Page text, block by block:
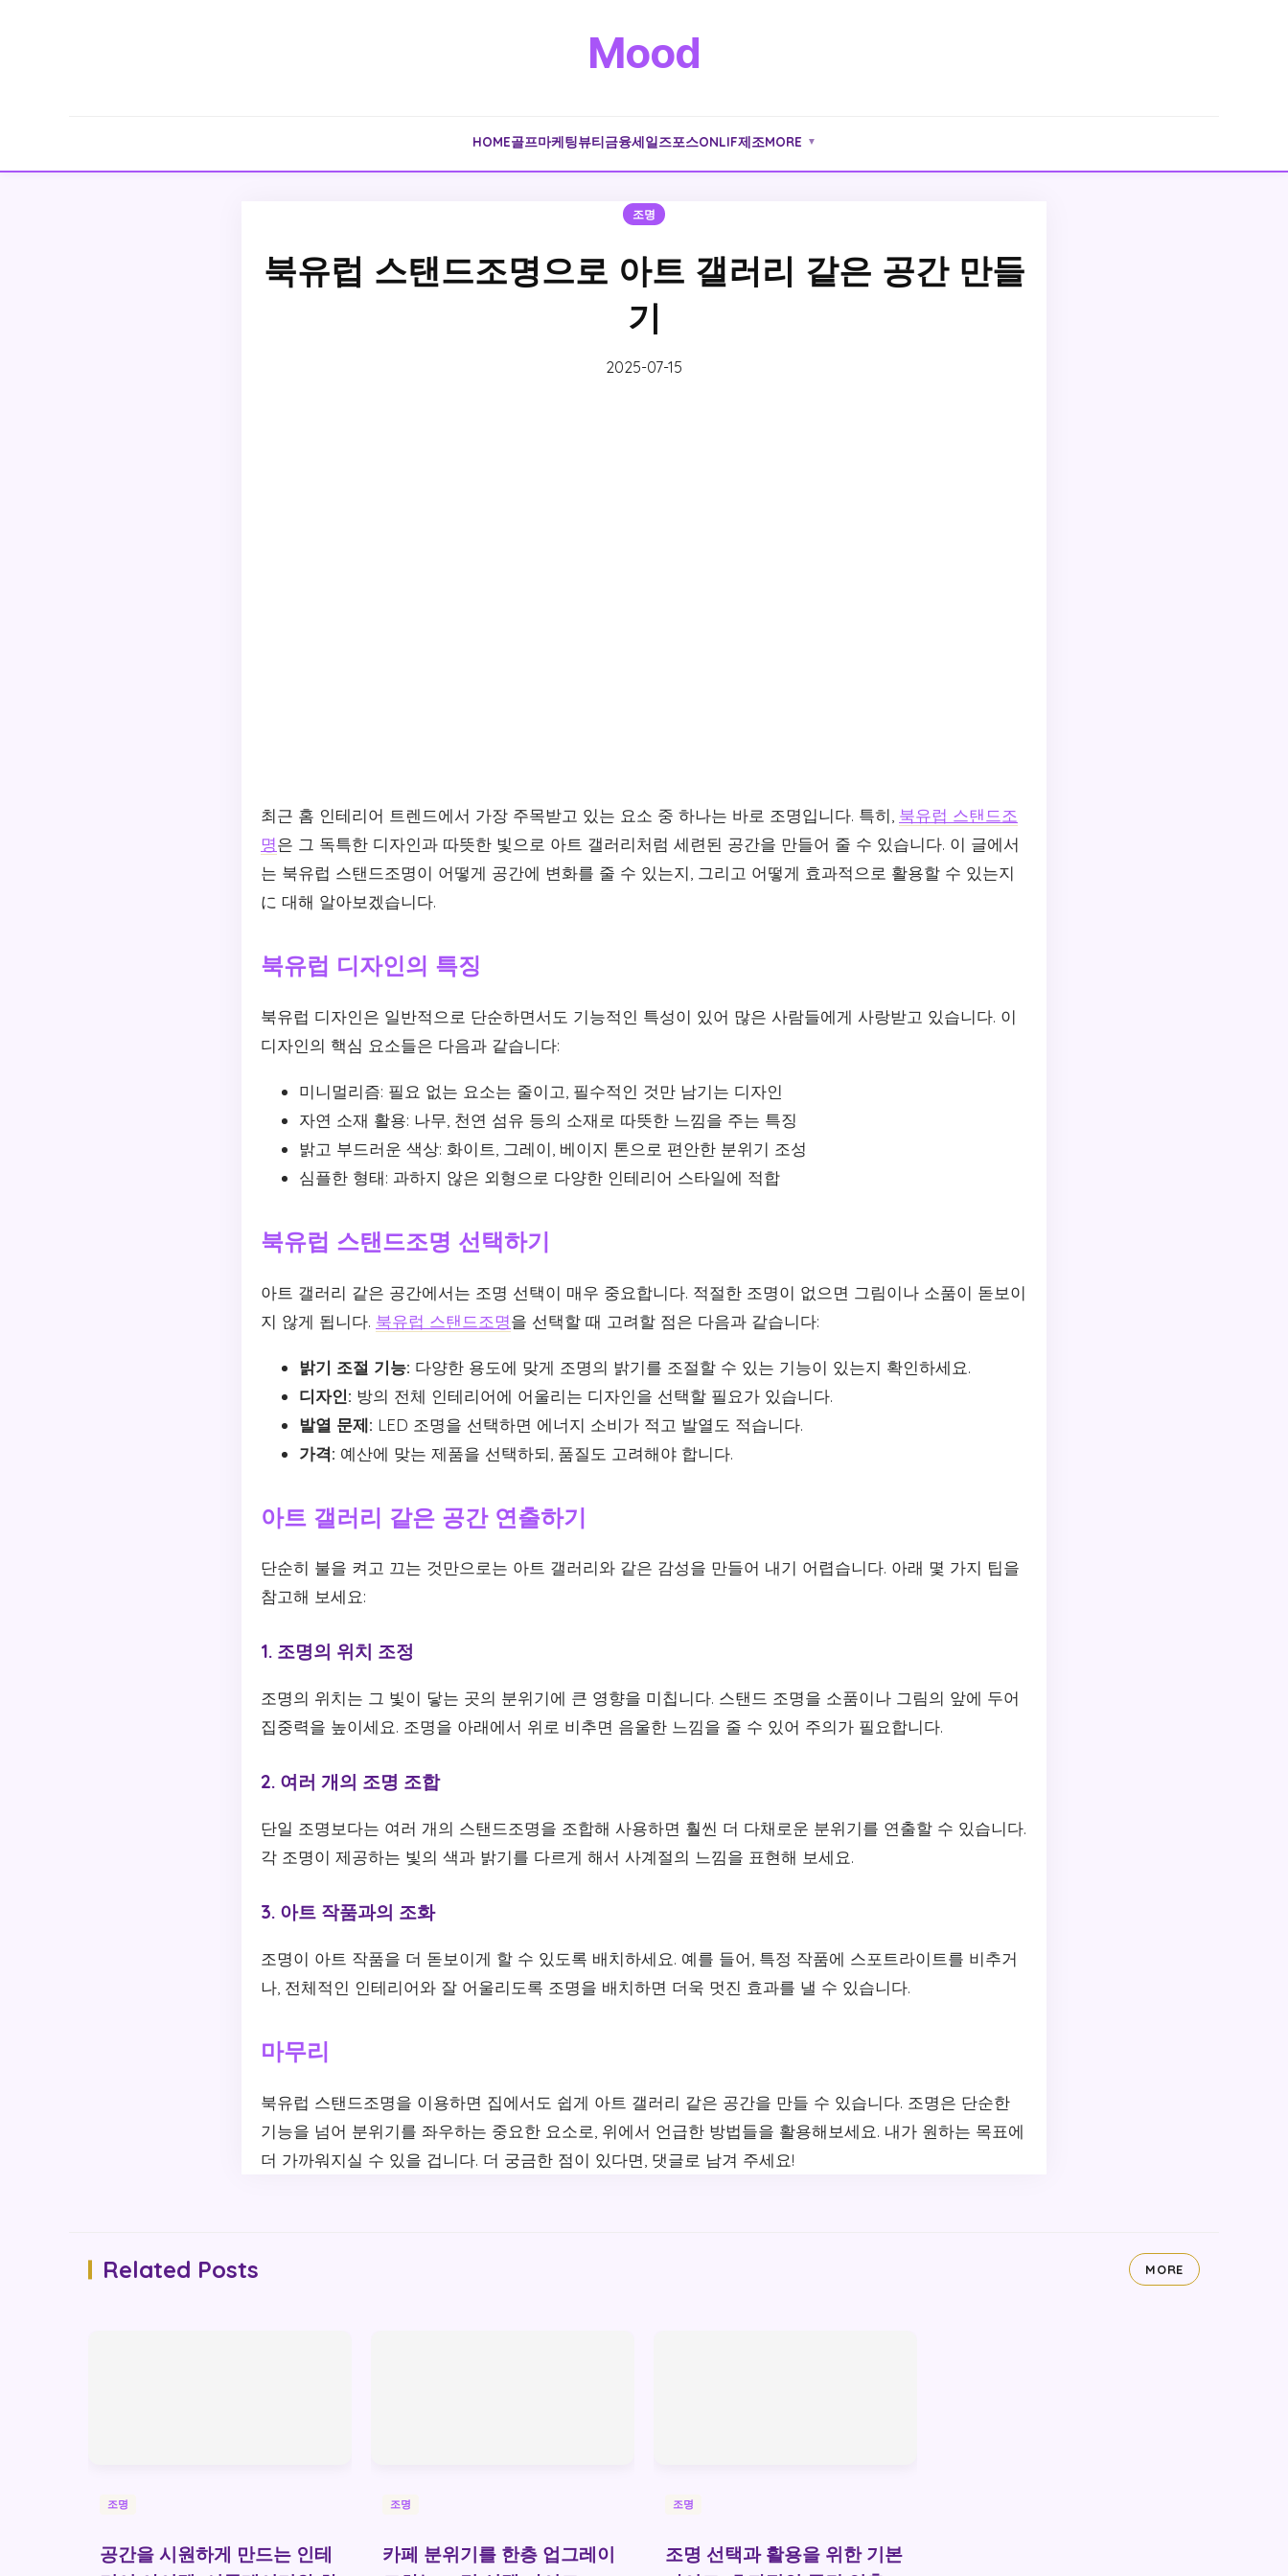
Mood
HOME골프마케팅뷰티금융세일즈포스ONLIF제조MORE ▼
조명
북유럽 스탠드조명으로 아트 갤러리 같은 공간 만들
기
2025-07-15
최근 홈 인테리어 트렌드에서 가장 주목받고 있는 요소 중 하나는 바로 조명입니다. 특히, 북유럽 스탠드조
명은 그 독특한 디자인과 따뜻한 빛으로 아트 갤러리처럼 세련된 공간을 만들어 줄 수 있습니다. 이 글에서
는 북유럽 스탠드조명이 어떻게 공간에 변화를 줄 수 있는지, 그리고 어떻게 효과적으로 활용할 수 있는지
に 대해 알아보겠습니다.
북유럽 디자인의 특징
북유럽 디자인은 일반적으로 단순하면서도 기능적인 특성이 있어 많은 사람들에게 사랑받고 있습니다. 이
디자인의 핵심 요소들은 다음과 같습니다:
미니멀리즘: 필요 없는 요소는 줄이고, 필수적인 것만 남기는 디자인
자연 소재 활용: 나무, 천연 섬유 등의 소재로 따뜻한 느낌을 주는 특징
밝고 부드러운 색상: 화이트, 그레이, 베이지 톤으로 편안한 분위기 조성
심플한 형태: 과하지 않은 외형으로 다양한 인테리어 스타일에 적합
북유럽 스탠드조명 선택하기
아트 갤러리 같은 공간에서는 조명 선택이 매우 중요합니다. 적절한 조명이 없으면 그림이나 소품이 돋보이
지 않게 됩니다. 북유럽 스탠드조명을 선택할 때 고려할 점은 다음과 같습니다:
밝기 조절 기능: 다양한 용도에 맞게 조명의 밝기를 조절할 수 있는 기능이 있는지 확인하세요.
디자인: 방의 전체 인테리어에 어울리는 디자인을 선택할 필요가 있습니다.
발열 문제: LED 조명을 선택하면 에너지 소비가 적고 발열도 적습니다.
가격: 예산에 맞는 제품을 선택하되, 품질도 고려해야 합니다.
아트 갤러리 같은 공간 연출하기
단순히 불을 켜고 끄는 것만으로는 아트 갤러리와 같은 감성을 만들어 내기 어렵습니다. 아래 몇 가지 팁을
참고해 보세요:
1. 조명의 위치 조정
조명의 위치는 그 빛이 닿는 곳의 분위기에 큰 영향을 미칩니다. 스탠드 조명을 소품이나 그림의 앞에 두어
집중력을 높이세요. 조명을 아래에서 위로 비추면 음울한 느낌을 줄 수 있어 주의가 필요합니다.
2. 여러 개의 조명 조합
단일 조명보다는 여러 개의 스탠드조명을 조합해 사용하면 훨씬 더 다채로운 분위기를 연출할 수 있습니다.
각 조명이 제공하는 빛의 색과 밝기를 다르게 해서 사계절의 느낌을 표현해 보세요.
3. 아트 작품과의 조화
조명이 아트 작품을 더 돋보이게 할 수 있도록 배치하세요. 예를 들어, 특정 작품에 스포트라이트를 비추거
나, 전체적인 인테리어와 잘 어울리도록 조명을 배치하면 더욱 멋진 효과를 낼 수 있습니다.
마무리
북유럽 스탠드조명을 이용하면 집에서도 쉽게 아트 갤러리 같은 공간을 만들 수 있습니다. 조명은 단순한
기능을 넘어 분위기를 좌우하는 중요한 요소로, 위에서 언급한 방법들을 활용해보세요. 내가 원하는 목표에
더 가까워지실 수 있을 겁니다. 더 궁금한 점이 있다면, 댓글로 남겨 주세요!
Related Posts MORE
조명
공간을 시원하게 만드는 인테
조명
카페 분위기를 한층 업그레이
조명
조명 선택과 활용을 위한 기본